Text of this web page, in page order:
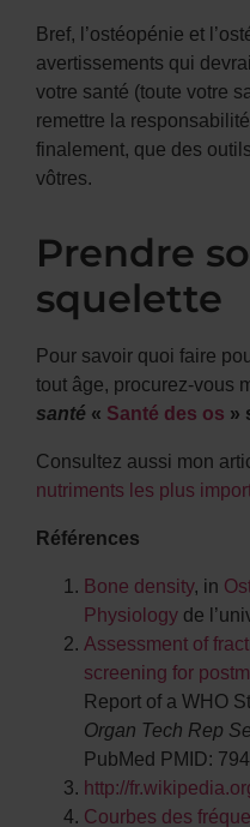
Bref, l’ostéopénie et
avertissements qui
votre santé (toute votre
remettre la
finalement, que des
vôtres.
Prendre
squelette
Pour savoir quoi faire
tout âge, procurez-vous
santé « Santé des os »
Consultez aussi mon
nutriments les plus
Références
Bone density, in
Physiology de
Assessment of
screening for
Report of a WHO
Organ Tech Rep
PubMed PMID:
http://
Courbes des